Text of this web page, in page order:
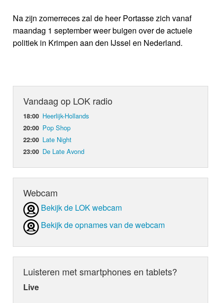
Na zijn zomerreces zal de heer Portasse zich vanaf
maandag 1 september weer buigen over de actuele
politiek in Krimpen aan den IJssel en Nederland.
Vandaag op LOK radio
18:00 Heerlijk-Hollands
20:00 Pop Shop
22:00 Late Night
23:00 De Late Avond
Webcam
Bekijk de LOK webcam
Bekijk de opnames van de webcam
Luisteren met smartphones en tablets?
Live